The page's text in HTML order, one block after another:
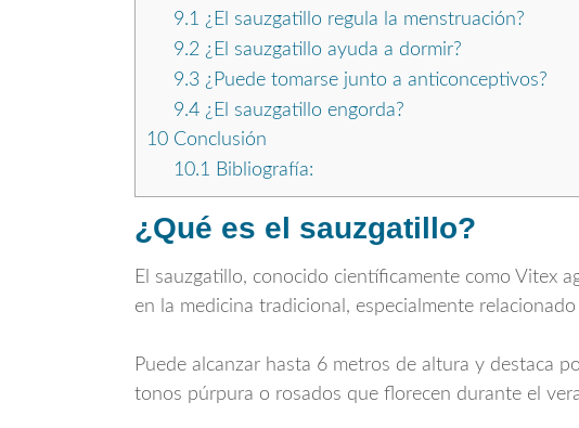
9.1 ¿El sauzgatillo regula la menstruación?
9.2 ¿El sauzgatillo ayuda a dormir?
9.3¿Puede tomarse junto a anticonceptivos?
9.4¿El sauzgatillo engorda?
10 Conclusión
10.1
Bibliografía:
¿Qué es el sauzgatillo?
El sauzgatillo, conocido científicamente como Vitex
en la medicina tradicional, especialmente
Puede alcanzar hasta 6 metros de altura y destaca
tonos púrpura o rosados que florecen durante el